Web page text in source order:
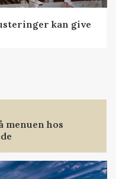
kan give
menuen hos